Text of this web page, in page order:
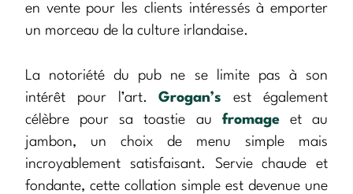
en vente pour les clients intéressés à emporter
un morceau de la culture irlandaise.
La notoriété du pub ne se limite pas à son
intérêt pour l’art.Grogan’s est également
célèbre pour sa toastie au fromageet au
jambon, un choix de menu simple mais
incroyablement satisfaisant. Servie chaude et
fondante, cette collation simple est devenue une